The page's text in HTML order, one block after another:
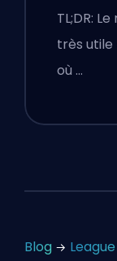
TL;DR:
très
où …
Blog